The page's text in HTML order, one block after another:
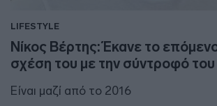
LIFESTYLE
Νίκος Βέρτης: Έκανε το
σχέση του με την σύντροφό του
Είναι μαζί από το 2016